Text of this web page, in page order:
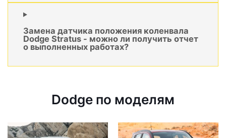
Замена датчика положения коленвала
Dodge Stratus - можно ли получить отчет
о выполненных работах?
Dodge по моделям